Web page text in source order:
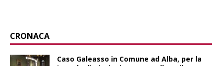
CRONACA
Caso Galeasso in Comune ad Alba, per la